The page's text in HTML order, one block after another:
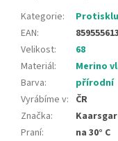
Kategorie:
EAN:
Velikost:
68
Materiál:
Merino
Barva:
přírodní
Vyrábíme v: ČR
Značka:
Praní: na 30° C